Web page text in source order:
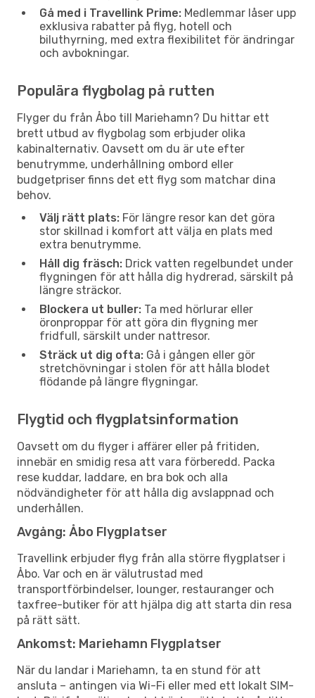
Gå med i Travellink Prime: Medlemmar låser upp
exklusiva rabatter på flyg, hotell och
biluthyrning, med extra flexibilitet för ändringar
och avbokningar.
Populära flygbolag på rutten
Flyger du från Åbo till Mariehamn? Du hittar ett
brett utbud av flygbolag som erbjuder olika
kabinalternativ. Oavsett om du är ute efter
benutrymme, underhållning ombord eller
budgetpriser finns det ett flyg som matchar dina
behov.
Välj rätt plats: För längre resor kan det göra
stor skillnad i komfort att välja en plats med
extra benutrymme.
Håll dig fräsch: Drick vatten regelbundet under
flygningen för att hålla dig hydrerad, särskilt på
längre sträckor.
Blockera ut buller: Ta med hörlurar eller
öronproppar för att göra din flygning mer
fridfull, särskilt under nattresor.
Sträck ut dig ofta: Gå i gången eller gör
stretchövningar i stolen för att hålla blodet
flödande på längre flygningar.
Flygtid och flygplatsinformation
Oavsett om du flyger i affärer eller på fritiden,
innebär en smidig resa att vara förberedd. Packa
rese kuddar, laddare, en bra bok och alla
nödvändigheter för att hålla dig avslappnad och
underhållen.
Avgång: Åbo Flygplatser
Travellink erbjuder flyg från alla större flygplatser i
Åbo. Var och en är välutrustad med
transportförbindelser, lounger, restauranger och
taxfree-butiker för att hjälpa dig att starta din resa
på rätt sätt.
Ankomst: Mariehamn Flygplatser
När du landar i Mariehamn, ta en stund för att
ansluta – antingen via Wi-Fi eller med ett lokalt SIM-